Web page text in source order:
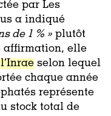
par Les
a indiqué
de 1 % » plutôt
affirmation, elle
selon lequel
chaque année
représente
stock total de